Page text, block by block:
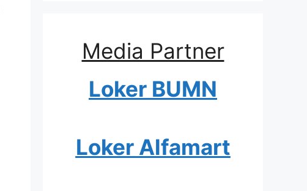
Media Partner
Loker BUMN
Loker Alfamart